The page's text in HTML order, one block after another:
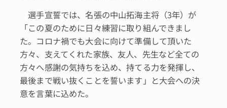
選手宣誓では、名張の中山拓海主将（3年）が
「この夏のために日々練習に取り組んできまし
た。コロナ禍でも大会に向けて準備して頂いた
方々、支えてくれた家族、友人、先生など全ての
方々へ感謝の気持ちを込め、持てる力を発揮し、
最後まで戦い抜くことを誓います」と大会への決
意を言葉に込めた。